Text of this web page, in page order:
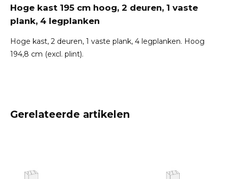
Hoge kast 195 cm hoog, 2 deuren, 1 vaste
plank, 4 legplanken
Hoge kast, 2 deuren, 1 vaste plank, 4 legplanken. Hoog
194,8 cm (excl. plint).
Gerelateerde artikelen